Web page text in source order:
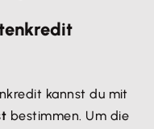
kannst du mit
bestimmen. Um die